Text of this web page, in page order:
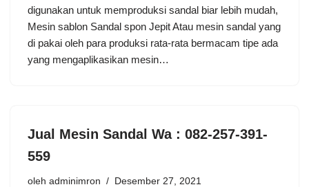
digunakan untuk memproduksi sandal biar lebih mudah,
Mesin sablon Sandal spon Jepit Atau mesin sandal yang
di pakai oleh para produksi rata-rata bermacam tipe ada
yang mengaplikasikan mesin…
Jual Mesin Sandal Wa : 082-257-391-
559
oleh adminimron Desember 27, 2021